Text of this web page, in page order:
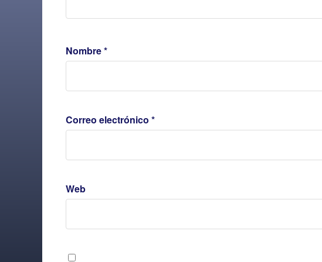
Nombre*
Correo electrónico *
Web